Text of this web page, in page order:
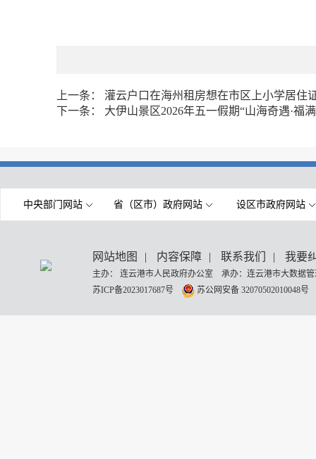
上一条：
灌云户口在海州租房想在市区上小学居住
下一条：
大伊山景区2026年五一假期“山海奇遇·福
中央部门网站 省（区市）政府网站 设区市政府网站
网站地图 | 内容保障 | 联系我们 | 我要
主办： 连云港市人民政府办公室 承办：连云港市大数据
苏ICP备2023017687号
苏公网安备 32070502010048号